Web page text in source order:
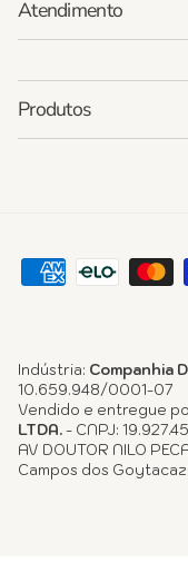
Atendimento
Produtos
Indústria: Companhia
10.659.948/0001-07
Vendido e entregue
LTDA.- CNPJ:
AV DOUTOR NILO
Campos dos